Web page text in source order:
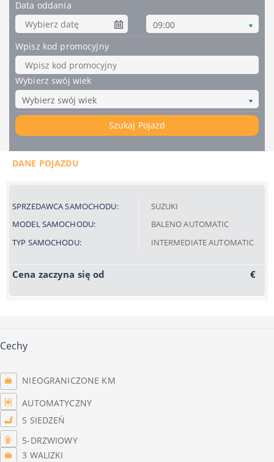
Data oddania
09:00
Wpisz kod promocyjny
Wybierz swój wiek
Wybierz swój wiek
Szukaj Pojazd
DANE POJAZDU
SPRZEDAWCA SAMOCHODU:
SUZUKI
MODEL SAMOCHODU:
BALENO AUTOMATIC
TYP SAMOCHODU:
INTERMEDIATE AUTOMATIC
Cena zaczyna się od €
Cechy
NIEOGRANICZONE KM
AUTOMATYCZNY
5 SIEDZEŃ
5-DRZWIOWY
3 WALIZKI